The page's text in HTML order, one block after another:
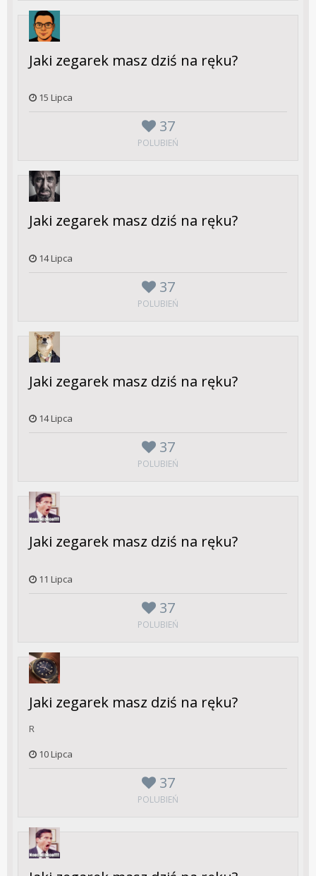
37
POLUBIEŃ
Jaki zegarek masz dziś na ręku?
15 Lipca
37
POLUBIEŃ
Jaki zegarek masz dziś na ręku?
14 Lipca
37
POLUBIEŃ
Jaki zegarek masz dziś na ręku?
14 Lipca
37
POLUBIEŃ
Jaki zegarek masz dziś na ręku?
11 Lipca
37
POLUBIEŃ
Jaki zegarek masz dziś na ręku?
R
10 Lipca